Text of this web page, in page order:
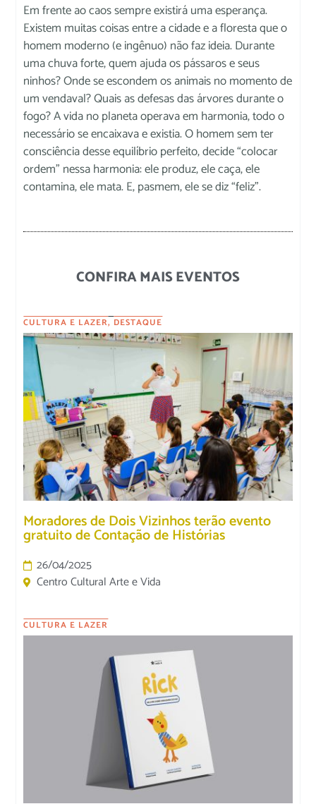
Em frente ao caos sempre existirá uma esperança.
Existem muitas coisas entre a cidade e a floresta que o
homem moderno (e ingênuo) não faz ideia. Durante
uma chuva forte, quem ajuda os pássaros e seus
ninhos? Onde se escondem os animais no momento de
um vendaval? Quais as defesas das árvores durante o
fogo? A vida no planeta operava em harmonia, todo o
necessário se encaixava e existia. O homem sem ter
consciência desse equilíbrio perfeito, decide “colocar
ordem” nessa harmonia: ele produz, ele caça, ele
contamina, ele mata. E, pasmem, ele se diz “feliz”.
CONFIRA MAIS EVENTOS
CULTURA E LAZER, DESTAQUE
Moradores de Dois Vizinhos terão evento
gratuito de Contação de Histórias
26/04/2025
Centro Cultural Arte e Vida
CULTURA E LAZER